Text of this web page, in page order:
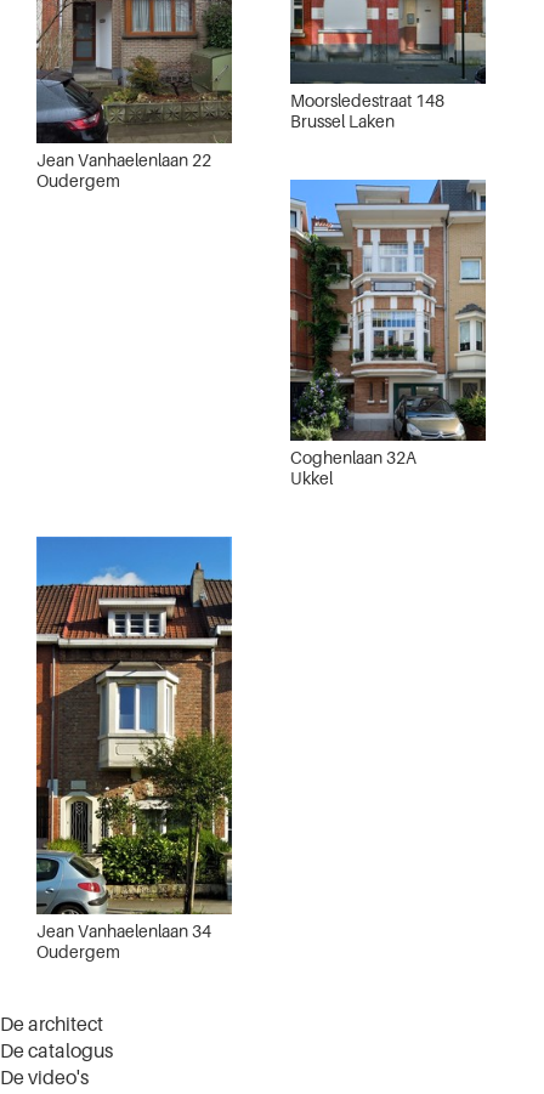
Jean Vanhaelenlaan 22
Oudergem
Moorsledestraat 148
Brussel Laken
Coghenlaan 32A
Ukkel
Jean Vanhaelenlaan 34
Oudergem
De architect
De catalogus
De video's